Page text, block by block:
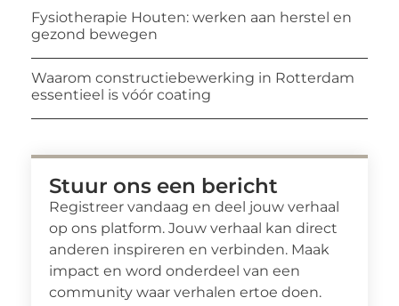
Fysiotherapie Houten: werken aan herstel en
gezond bewegen
Waarom constructiebewerking in Rotterdam
essentieel is vóór coating
Stuur ons een bericht
Registreer vandaag en deel jouw verhaal
op ons platform. Jouw verhaal kan direct
anderen inspireren en verbinden. Maak
impact en word onderdeel van een
community waar verhalen ertoe doen.